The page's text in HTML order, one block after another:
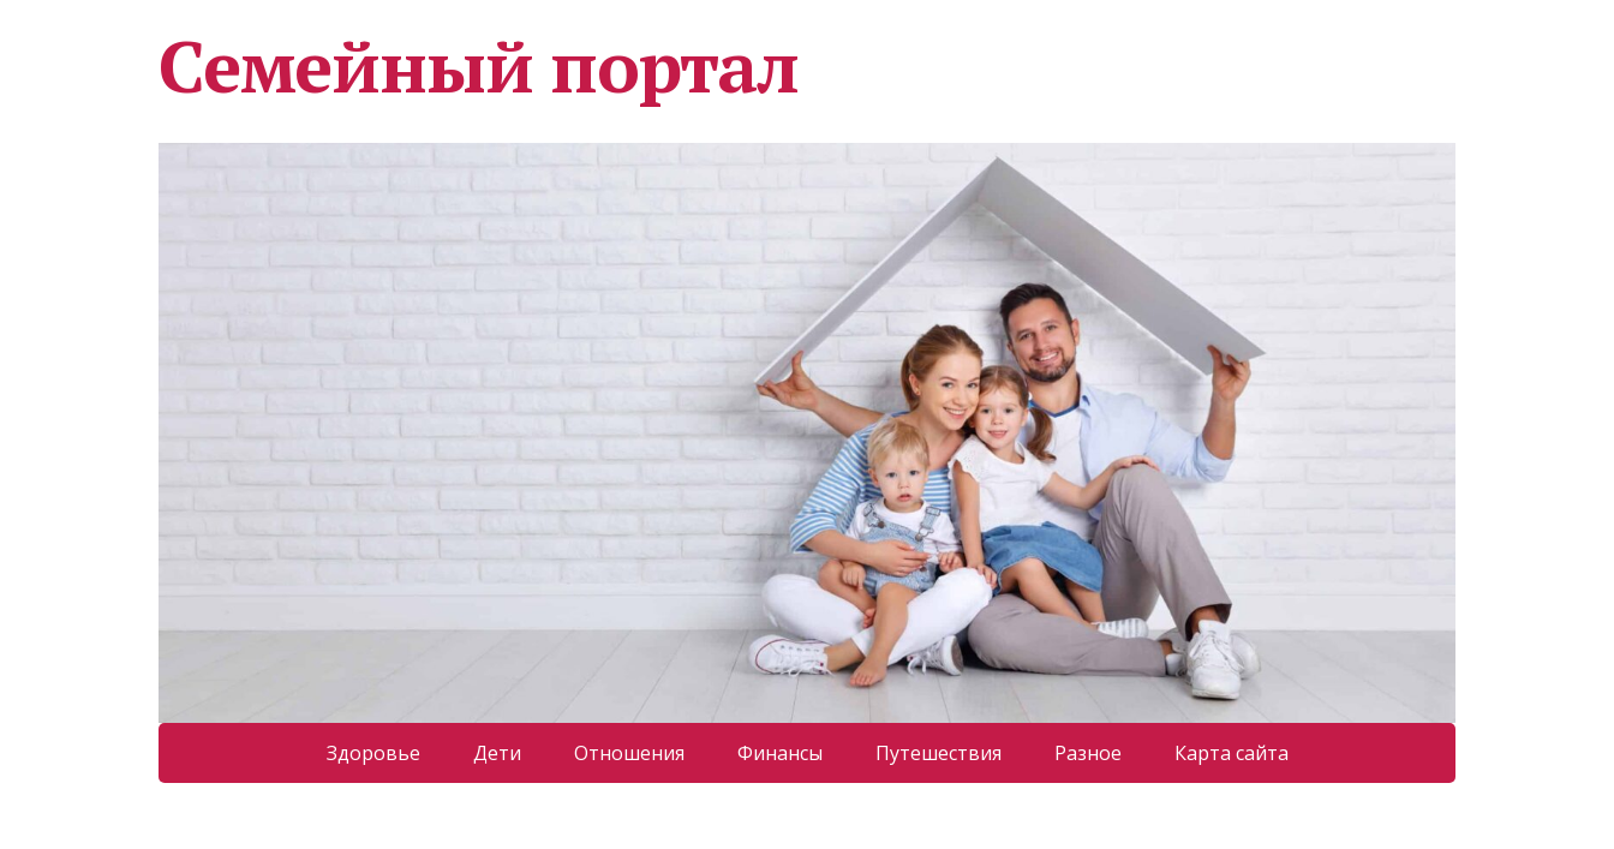
Семейный портал
Здоровье Дети Отношения Финансы Путешествия Разное Карта сайта